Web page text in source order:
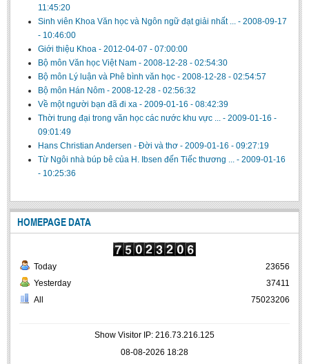
11:45:20
Sinh viên Khoa Văn học và Ngôn ngữ đạt giải nhất ... - 2008-09-17
- 10:46:00
Giới thiệu Khoa - 2012-04-07 - 07:00:00
Bộ môn Văn học Việt Nam - 2008-12-28 - 02:54:30
Bộ môn Lý luận và Phê bình văn học - 2008-12-28 - 02:54:57
Bộ môn Hán Nôm - 2008-12-28 - 02:56:32
Về một người bạn đã đi xa - 2009-01-16 - 08:42:39
Thời trung đại trong văn học các nước khu vực ... - 2009-01-16 -
09:01:49
Hans Christian Andersen - Đời và thơ - 2009-01-16 - 09:27:19
Từ Ngôi nhà búp bê của H. Ibsen đến Tiếc thương ... - 2009-01-16
- 10:25:36
HOMEPAGE DATA
Today
Yesterday
All
23656
37411
75023206
Show Visitor IP: 216.73.216.125
08-08-2026 18:28